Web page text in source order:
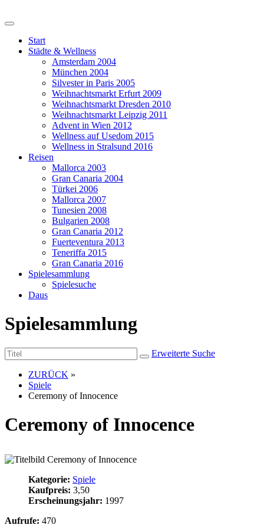
Start
Städte & Wellness
Amsterdam 2004
München 2004
Silvester in Paris 2005
Weihnachtsmarkt Erfurt 2009
Weihnachtsmarkt Dresden 2010
Weihnachtsmarkt Leipzig 2011
Advent in Wien 2012
Wellness auf Usedom 2015
Wellness in Stralsund 2016
Reisen
Mallorca 2003
Gran Canaria 2004
Türkei 2006
Mallorca 2007
Tunesien 2008
Bulgarien 2008
Gran Canaria 2012
Fuerteventura 2013
Teneriffa 2015
Gran Canaria 2016
Spielesammlung
Spielesuche
Daus
Spielesammlung
Erweiterte Suche
ZURÜCK »
Spiele
Ceremony of Innocence
Ceremony of Innocence
Kategorie: Spiele
Kaufpreis: 3,50
Erscheinungsjahr: 1997
Aufrufe: 470